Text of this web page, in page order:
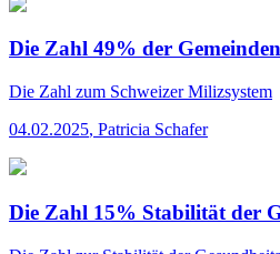
Die Zahl 49% der Gemeinden
Die Zahl zum Schweizer Milizsystem
04.02.2025, Patricia Schafer
Die Zahl 15% Stabilität der